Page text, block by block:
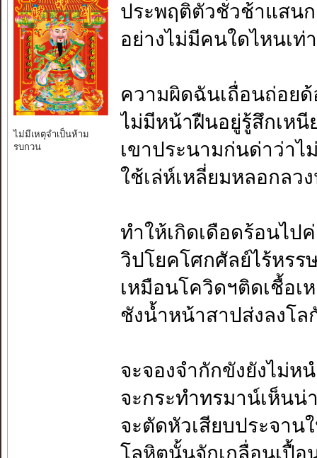
ไม่มีเหตุจำเป็นห้าม
รบกวน
ประพฤติตัวชั่วช้าแสน
อย่างไม่มีคนใดไหนเท่
ความผิดฉันเถื่อนถ่อย
ไม่มีหน้าฝืนอยู่รู้สึกเหนี
เขาประนามก่นด่าว่าไ
ใช้เล่ห์เหลี่ยมหลอกลว
ทำให้เกิดเดือดร้อนไป
วิปโยคโศกศัลย์ไร้หรร
เหมือนโควิดฯติดเชื้อเ
ชังน้ำหน้าสาปส่งลงโล
จะจองจำกักขังยังไม่ห
จะกระทำทรมาน์เห็นน่
จะตัดหัวเสียบประจาน
โลหิตนั้นจักเกลื่อนเปื้อ